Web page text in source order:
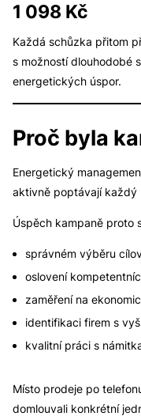
1 098 Kč
Každá schůzka přitom
s možností dlouhodobé
energetických úspor.
Proč byla
Energetický
aktivně poptávají každý
Úspěch kampaně proto
správném výběru
oslovení
zaměření na
identifikaci firem s
kvalitní práci s
Místo prodeje po
domlouvali konkrétní